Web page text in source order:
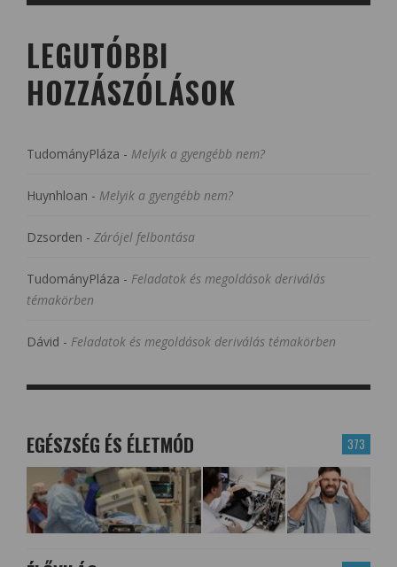
LEGUTÓBBI
HOZZÁSZÓLÁSOK
TudományPláza - Melyik a gyengébb nem?
Huynhloan - Melyik a gyengébb nem?
Dzsorden - Zárójel felbontása
TudományPláza - Feladatok és megoldások deriválás
témakörben
Dávid - Feladatok és megoldások deriválás témakörben
373
EGÉSZSÉG ÉS ÉLETMÓD